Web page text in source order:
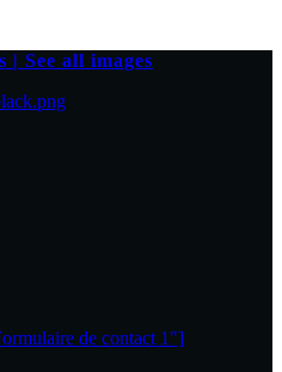
| See all images
de contact 1"]